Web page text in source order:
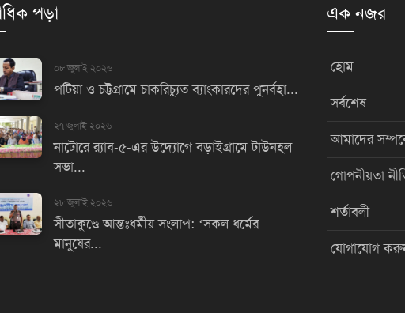
পড়া
০৮ জুলাই ২০২৬
পটিয়া ও চট্টগ্রামে চাকরিচ্যুত ব্যাংকারদের পুনর্বহা...
২৭ জুলাই ২০২৬
নাটোরে র‌্যাব-৫-এর উদ্যোগে বড়াইগ্রামে টাউনহল
সভা...
২৮ জুলাই ২০২৬
সীতাকুণ্ডে আন্তঃধর্মীয় সংলাপ: ‘সকল ধর্মের
মানুষের...
এক নজর
হোম
সর্বশেষ
আমাদের
গোপনীয়তা
শর্তাবলী
যোগাযোগ